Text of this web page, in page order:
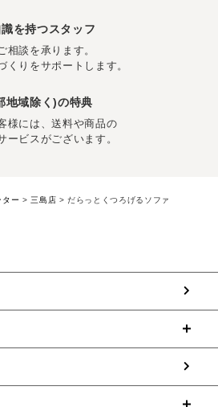
を持つスタッフ
相談を承ります。
くりをサポートします。
地域除く)の特典
様には、送料や商品の
ービスがございます。
ター > 三島店 >だらっとくつろげるソファ